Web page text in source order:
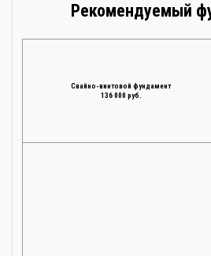
Рекомендуемый
Свайно-винтовой фундамент
136 000 руб.